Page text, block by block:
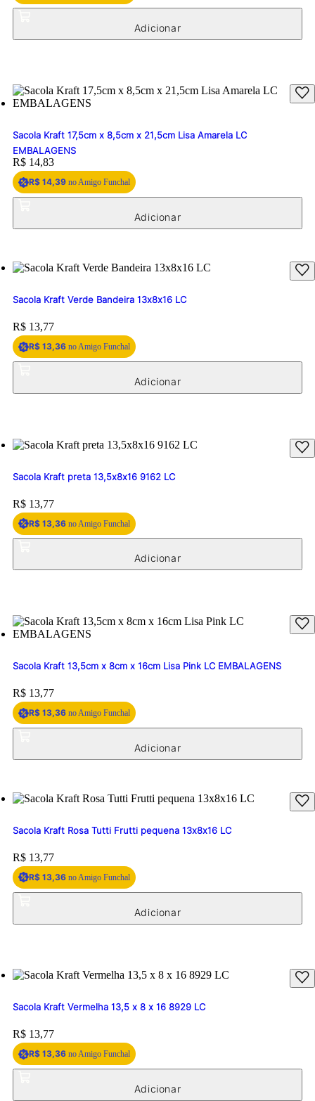
Sacola Kraft 17,5cm x 8,5cm x 21,5cm Lisa Amarela LC
EMBALAGENS
Price:
R$ 14,83
R$ 14,39 no Amigo Funchal
Sacola Kraft Verde Bandeira 13x8x16 LC
Price:
R$ 13,77
R$ 13,36 no Amigo Funchal
Sacola Kraft preta 13,5x8x16 9162 LC
Price:
R$ 13,77
R$ 13,36 no Amigo Funchal
Sacola Kraft 13,5cm x 8cm x 16cm Lisa Pink LC EMBALAGENS
Price:
R$ 13,77
R$ 13,36 no Amigo Funchal
Sacola Kraft Rosa Tutti Frutti pequena 13x8x16 LC
Price:
R$ 13,77
R$ 13,36 no Amigo Funchal
Sacola Kraft Vermelha 13,5 x 8 x 16 8929 LC
Price:
R$ 13,77
R$ 13,36 no Amigo Funchal